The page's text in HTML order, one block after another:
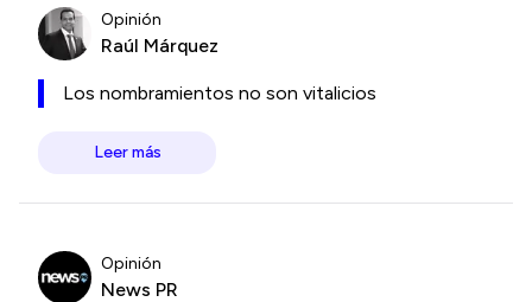
Opinión
Raúl Márquez
Los nombramientos no son vitalicios
Leer más
Opinión
News PR